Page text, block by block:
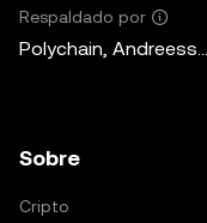
Respaldado por
Polychain,
Sobre
Cripto